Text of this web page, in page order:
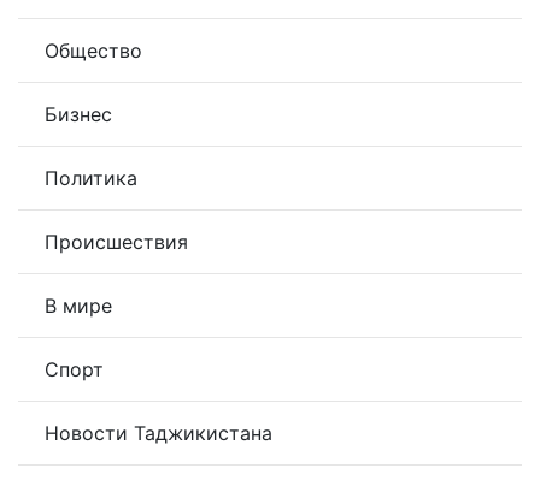
Общество
Бизнес
Политика
Происшествия
В мире
Спорт
Новости Таджикистана